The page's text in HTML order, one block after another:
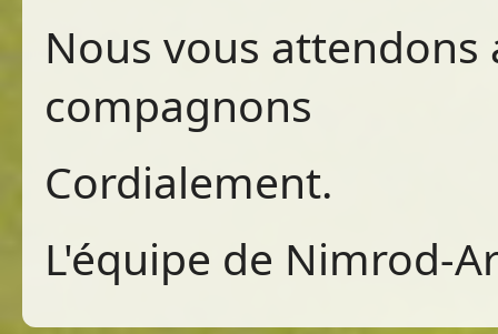
Nous vous attendons
compagnons
Cordialement.
L'équipe de Nimrod-